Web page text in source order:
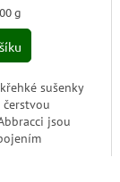
g
sušenky
čerstvou
jsou